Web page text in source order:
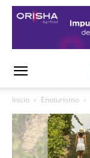
Inicio Enoturismo